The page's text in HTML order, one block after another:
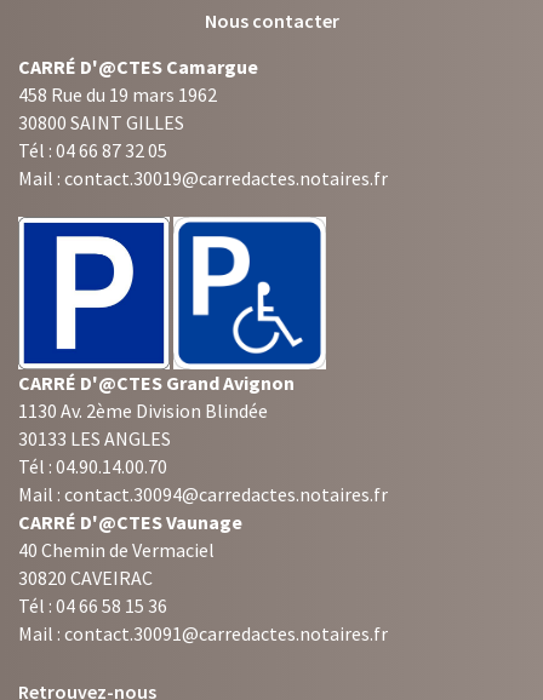
Nous contacter
CARRÉ D'@CTES Camargue
458 Rue du 19 mars 1962
30800 SAINT GILLES
Tél : 04 66 87 32 05
Mail : contact.30019@carredactes.notaires.fr
CARRÉ D'@CTES Grand Avignon
1130 Av. 2ème Division Blindée
30133 LES ANGLES
Tél : 04.90.14.00.70
Mail : contact.30094@carredactes.notaires.fr
CARRÉ D'@CTES Vaunage
40 Chemin de Vermaciel
30820 CAVEIRAC
Tél : 04 66 58 15 36
Mail : contact.30091@carredactes.notaires.fr
Retrouvez-nous